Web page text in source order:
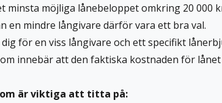
möjliga lånebeloppet omkring 20 000
en mindre långivare därför vara ett bra val.
för en viss långivare och ett specifikt
innebär att den faktiska kostnaden för
är viktiga att titta på: